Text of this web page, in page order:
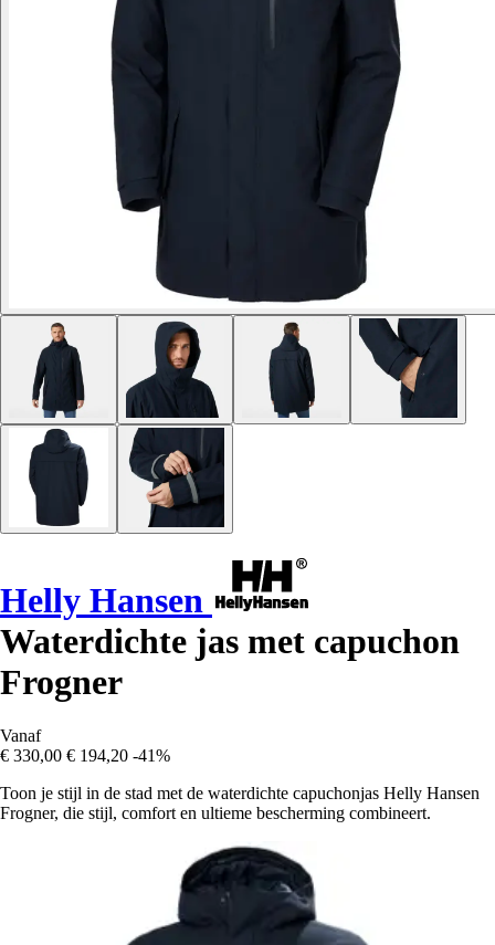
Helly Hansen
Waterdichte jas met capuchon
Frogner
Vanaf
€ 330,00 € 194,20 -41%
Toon je stijl in de stad met de waterdichte capuchonjas Helly Hansen
Frogner, die stijl, comfort en ultieme bescherming combineert.